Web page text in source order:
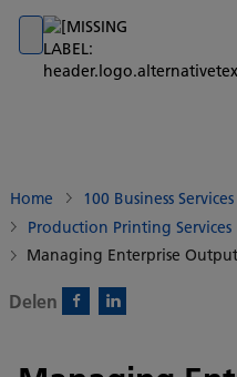
Go to banner
Go to content
Go to footer
Home 100 Business Services
Production Printing Services
Managing Enterprise Output
Delen